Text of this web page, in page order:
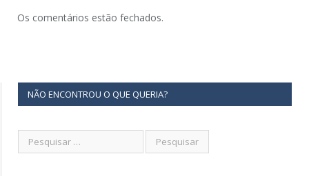
Os comentários estão fechados.
NÃO ENCONTROU O QUE QUERIA?